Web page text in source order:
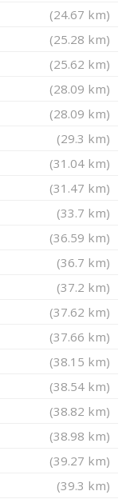
(24.67 km)
(25.28 km)
(25.62 km)
(28.09 km)
(28.09 km)
(29.3 km)
(31.04 km)
(31.47 km)
(33.7 km)
(36.59 km)
(36.7 km)
(37.2 km)
(37.62 km)
(37.66 km)
(38.15 km)
(38.54 km)
(38.82 km)
(38.98 km)
(39.27 km)
(39.3 km)